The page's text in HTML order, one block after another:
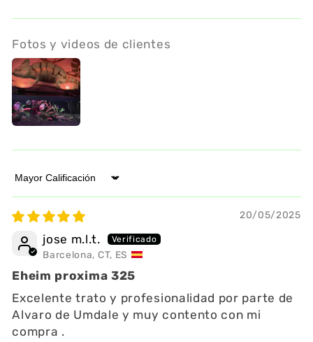
Fotos y videos de clientes
Sort by
20/05/2025
jose m.l.t.
Barcelona, CT, ES
Eheim proxima 325
Excelente trato y profesionalidad por parte de
Alvaro de Umdale y muy contento con mi
compra .